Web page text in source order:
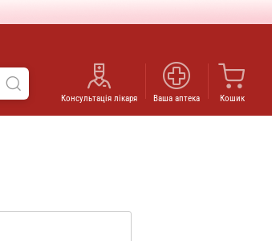
Консультація лікаря Ваша аптека Кошик